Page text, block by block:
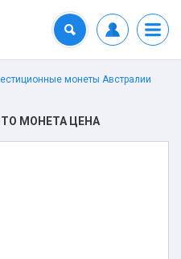
монеты Австралии
МОНЕТА ЦЕНА